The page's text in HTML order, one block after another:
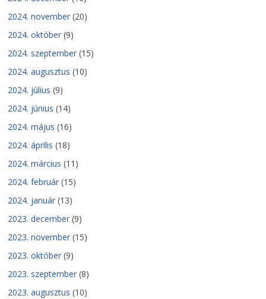
2024. november (20)
2024. október (9)
2024. szeptember (15)
2024. augusztus (10)
2024. július (9)
2024. június (14)
2024. május (16)
2024. április (18)
2024. március (11)
2024. február (15)
2024. január (13)
2023. december (9)
2023. november (15)
2023. október (9)
2023. szeptember (8)
2023. augusztus (10)